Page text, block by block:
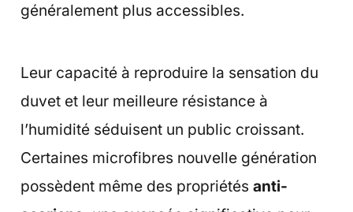
généralement plus accessibles.
Leur capacité à reproduire la sensation du
duvet et leur meilleure résistance à
l’humidité séduisent un public croissant.
Certaines microfibres nouvelle génération
possèdent même des propriétés anti-